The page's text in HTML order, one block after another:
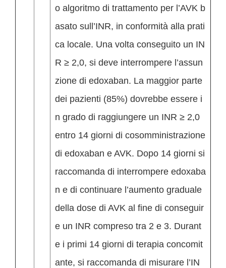
o algoritmo di trattamento per l’AVK b
asato sull’INR, in conformità alla prati
ca locale. Una volta conseguito un IN
R ≥ 2,0, si deve interrompere l’assun
zione di edoxaban. La maggior parte
dei pazienti (85%) dovrebbe essere i
n grado di raggiungere un INR ≥ 2,0
entro 14 giorni di cosomministrazione
di edoxaban e AVK. Dopo 14 giorni si
raccomanda di interrompere edoxaba
n e di continuare l’aumento graduale
della dose di AVK al fine di conseguir
e un INR compreso tra 2 e 3. Durant
e i primi 14 giorni di terapia concomit
ante, si raccomanda di misurare l’IN